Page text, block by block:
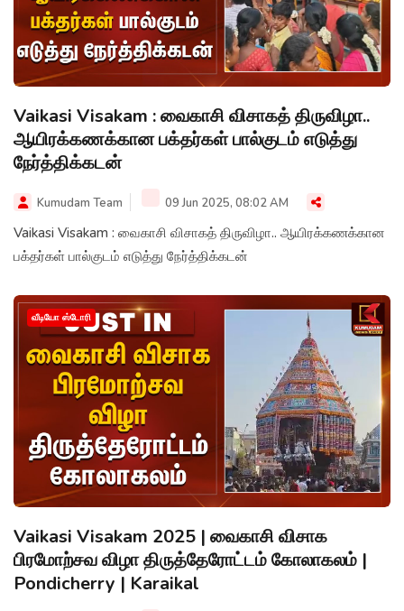
Vaikasi Visakam : வைகாசி விசாகத் திருவிழா..
ஆயிரக்கணக்கான பக்தர்கள் பால்குடம் எடுத்து
நேர்த்திக்கடன்
Kumudam Team 09 Jun 2025, 08:02 AM
Vaikasi Visakam : வைகாசி விசாகத் திருவிழா.. ஆயிரக்கணக்கான
பக்தர்கள் பால்குடம் எடுத்து நேர்த்திக்கடன்
வீடியோ ஸ்டோரி
Vaikasi Visakam 2025 | வைகாசி விசாக
பிரமோற்சவ விழா திருத்தேரோட்டம் கோலாகலம் |
Pondicherry | Karaikal